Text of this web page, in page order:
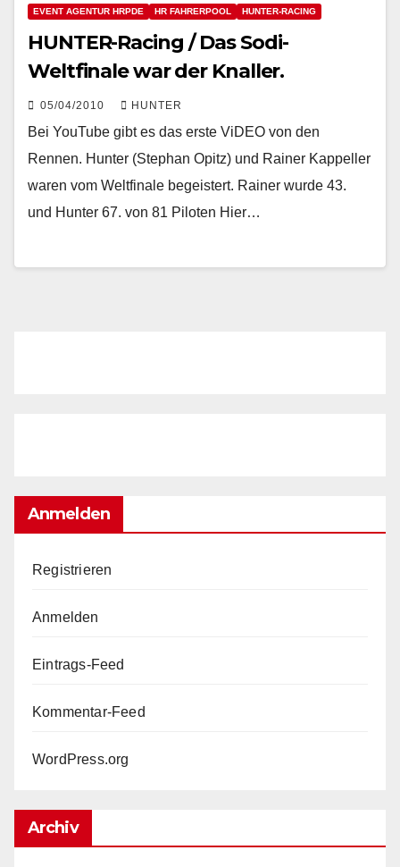
EVENT AGENTUR HRPDE HR FAHRERPOOL HUNTER-RACING
HUNTER-Racing / Das Sodi-
Weltfinale war der Knaller.
05/04/2010 HUNTER
Bei YouTube gibt es das erste ViDEO von den
Rennen. Hunter (Stephan Opitz) und Rainer Kappeller
waren vom Weltfinale begeistert. Rainer wurde 43.
und Hunter 67. von 81 Piloten Hier…
Anmelden
Registrieren
Anmelden
Eintrags-Feed
Kommentar-Feed
WordPress.org
Archiv